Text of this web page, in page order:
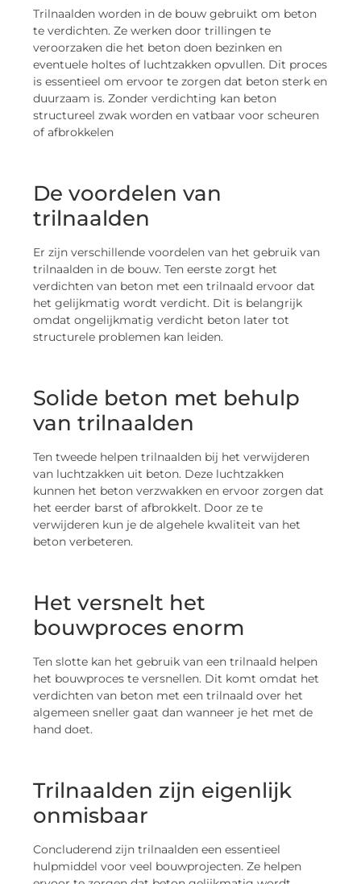
Trilnaalden worden in de bouw gebruikt om beton
te verdichten. Ze werken door trillingen te
veroorzaken die het beton doen bezinken en
eventuele holtes of luchtzakken opvullen. Dit proces
is essentieel om ervoor te zorgen dat beton sterk en
duurzaam is. Zonder verdichting kan beton
structureel zwak worden en vatbaar voor scheuren
of afbrokkelen
De voordelen van
trilnaalden
Er zijn verschillende voordelen van het gebruik van
trilnaalden in de bouw. Ten eerste zorgt het
verdichten van beton met een trilnaald ervoor dat
het gelijkmatig wordt verdicht. Dit is belangrijk
omdat ongelijkmatig verdicht beton later tot
structurele problemen kan leiden.
Solide beton met behulp
van trilnaalden
Ten tweede helpen trilnaalden bij het verwijderen
van luchtzakken uit beton. Deze luchtzakken
kunnen het beton verzwakken en ervoor zorgen dat
het eerder barst of afbrokkelt. Door ze te
verwijderen kun je de algehele kwaliteit van het
beton verbeteren.
Het versnelt het
bouwproces enorm
Ten slotte kan het gebruik van een trilnaald helpen
het bouwproces te versnellen. Dit komt omdat het
verdichten van beton met een trilnaald over het
algemeen sneller gaat dan wanneer je het met de
hand doet.
Trilnaalden zijn eigenlijk
onmisbaar
Concluderend zijn trilnaalden een essentieel
hulpmiddel voor veel bouwprojecten. Ze helpen